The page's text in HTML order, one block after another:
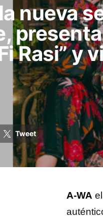
nueva
Rasi” y
Tweet
A-WA